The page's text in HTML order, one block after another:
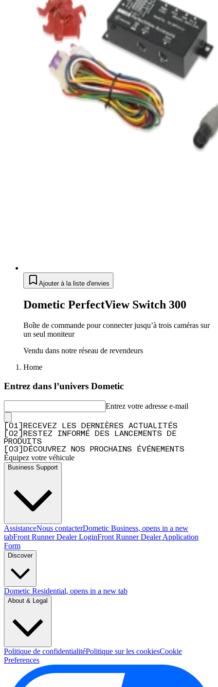
Ajouter à la liste d'envies
Dometic PerfectView Switch 300
Boîte de commande pour connecter jusqu’à trois caméras sur
un seul moniteur
Vendu dans notre réseau de revendeurs
Home
Entrez dans l’univers Dometic
Entrez votre adresse e-mail
01
RECEVEZ LES DERNIÈRES ACTUALITÉS
02
RESTEZ INFORMÉ DES LANCEMENTS DE
PRODUITS
03 DÉCOUVREZ NOS PROCHAINS ÉVÉNEMENTS
Équipez votre véhicule
Business Support
AssistanceNous contacterDometic Business, opens in a new
tabFront Runner Dealer LoginFront Runner Dealer Application
Form
Discover
Dometic Residential, opens in a new tab
About & Legal
Politique de confidentialitéPolitique sur les cookiesCookie
Preferences